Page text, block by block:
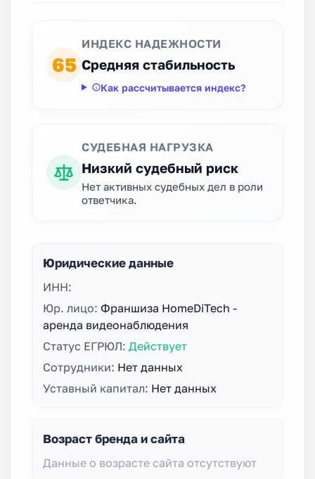
65
ИНДЕКС НАДЕЖНОСТИ
Средняя стабильность
Как рассчитывается индекс?
СУДЕБНАЯ НАГРУЗКА
Низкий судебный риск
Нет активных судебных дел в роли
ответчика.
Юридические данные
ИНН:
Юр. лицо: Франшиза HomeDiTech -
аренда видеонаблюдения
Статус ЕГРЮЛ: Действует
Сотрудники: Нет данных
Уставный капитал: Нет данных
Возраст бренда и сайта
Данные о возрасте сайта отсутствуют